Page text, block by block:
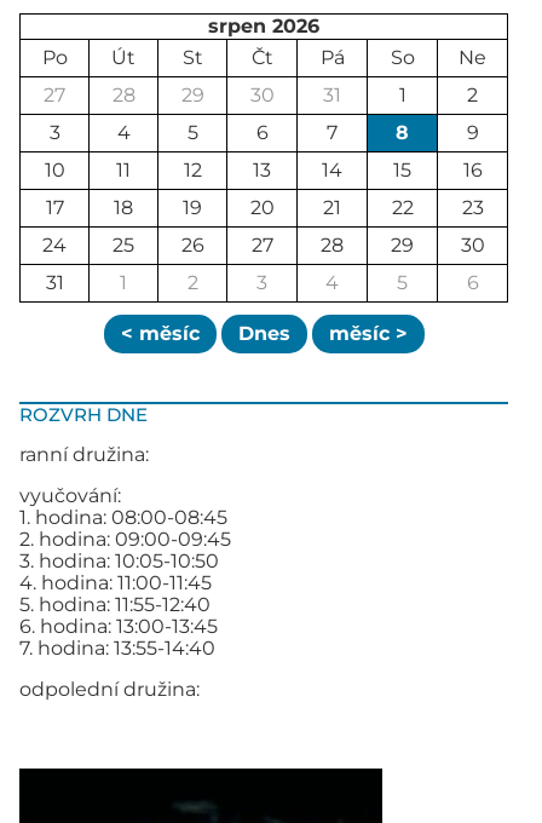
srpen 2026
Po
Út St Čt Pá So
Ne
27
28 29 30 31 1
2
3
4 5 6 7 8
9
10
11 12 13 14 15
16
17
18 19 20 21 22
23
24
25 26 27 28 29
30
31
1 2 3 4 5 6
< měsíc Dnes měsíc >
ROZVRH DNE
ranní družina:
vyučování:
1. hodina: 08:00-08:45
2. hodina: 09:00-09:45
3. hodina: 10:05-10:50
4. hodina: 11:00-11:45
5. hodina: 11:55-12:40
6. hodina: 13:00-13:45
7. hodina: 13:55-14:40
odpolední družina: